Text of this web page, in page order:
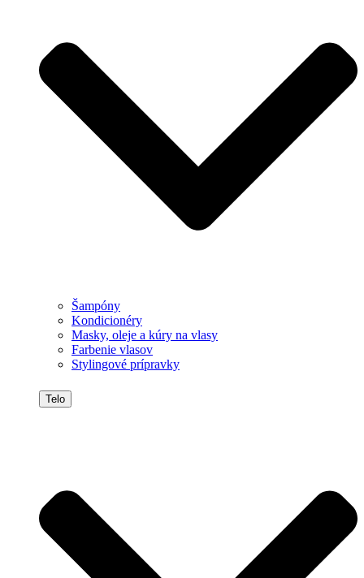
Šampóny
Kondicionéry
Masky, oleje a kúry na vlasy
Farbenie vlasov
Stylingové prípravky
Telo